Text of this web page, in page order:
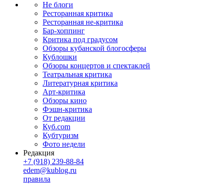
Не блоги
Ресторанная критика
Ресторанная не-критика
Бар-хоппинг
Критика под градусом
Обзоры кубанской блогосферы
Кублошки
Обзоры концертов и спектаклей
Театральная критика
Литературная критика
Арт-критика
Обзоры кино
Фэшн-критика
От редакции
Куб.com
Кубтуризм
Фото недели
Редакция
+7 (918) 239-88-84
edem@kublog.ru
правила